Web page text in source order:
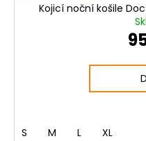
Kojicí noční košile
S M L XL